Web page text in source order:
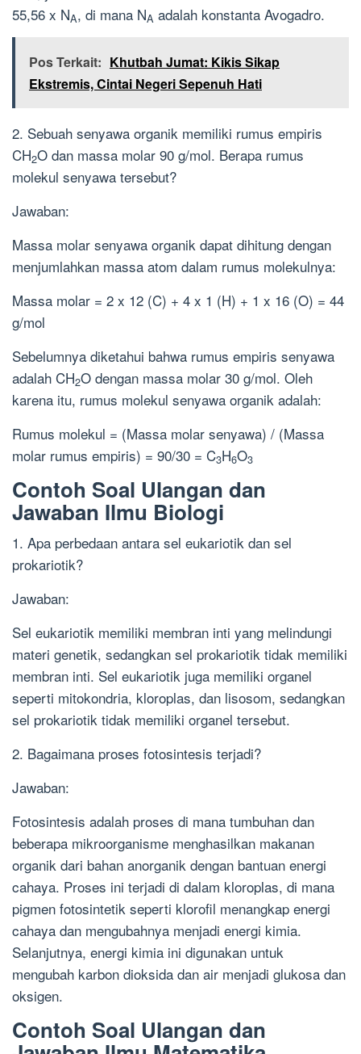
55,56 x NA, di mana NA adalah konstanta Avogadro.
Pos Terkait: Khutbah Jumat: Kikis Sikap
Ekstremis, Cintai Negeri Sepenuh Hati
2. Sebuah senyawa organik memiliki rumus empiris
CH2O dan massa molar 90 g/mol. Berapa rumus
molekul senyawa tersebut?
Jawaban:
Massa molar senyawa organik dapat dihitung dengan
menjumlahkan massa atom dalam rumus molekulnya:
Massa molar = 2 x 12 (C) + 4 x 1 (H) + 1 x 16 (O) = 44
g/mol
Sebelumnya diketahui bahwa rumus empiris senyawa
adalah CH2O dengan massa molar 30 g/mol. Oleh
karena itu, rumus molekul senyawa organik adalah:
Rumus molekul = (Massa molar senyawa) / (Massa
molar rumus empiris) = 90/30 = C3H6O3
Contoh Soal Ulangan dan
Jawaban Ilmu Biologi
1. Apa perbedaan antara sel eukariotik dan sel
prokariotik?
Jawaban:
Sel eukariotik memiliki membran inti yang melindungi
materi genetik, sedangkan sel prokariotik tidak memiliki
membran inti. Sel eukariotik juga memiliki organel
seperti mitokondria, kloroplas, dan lisosom, sedangkan
sel prokariotik tidak memiliki organel tersebut.
2. Bagaimana proses fotosintesis terjadi?
Jawaban:
Fotosintesis adalah proses di mana tumbuhan dan
beberapa mikroorganisme menghasilkan makanan
organik dari bahan anorganik dengan bantuan energi
cahaya. Proses ini terjadi di dalam kloroplas, di mana
pigmen fotosintetik seperti klorofil menangkap energi
cahaya dan mengubahnya menjadi energi kimia.
Selanjutnya, energi kimia ini digunakan untuk
mengubah karbon dioksida dan air menjadi glukosa dan
oksigen.
Contoh Soal Ulangan dan